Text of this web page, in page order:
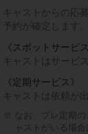
キャストからの応
予約が確定します。
《スポットサービス
キャストはサービ
《定期サービス》
キャストは依頼が
なお、プレ定期
ャストがいる場